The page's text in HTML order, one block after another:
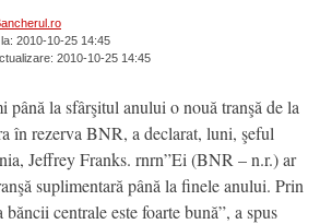
2010-10-25 14:45
2010-10-25 14:45
până la sfârşitul anului o nouă tranşă de la
în rezerva BNR, a declarat, luni, şeful
Jeffrey Franks. rnrn”Ei (BNR – n.r.) ar
suplimentară până la finele anului. Prin
centrale este foarte bună”, a spus